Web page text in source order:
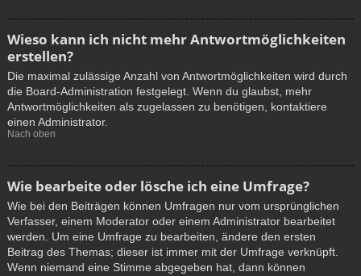
Wieso kann ich nicht mehr Antwortmöglichkeiten
erstellen?
Die maximal zulässige Anzahl von Antwortmöglichkeiten wird durch
die Board-Administration festgelegt. Wenn du glaubst, mehr
Antwortmöglichkeiten als zugelassen zu benötigen, kontaktiere
einen Administrator.
Nach oben
Wie bearbeite oder lösche ich eine Umfrage?
Wie bei den Beiträgen können Umfragen nur vom ursprünglichen
Verfasser, einem Moderator oder einem Administrator bearbeitet
werden. Um eine Umfrage zu bearbeiten, ändere den ersten
Beitrag des Themas; dieser ist immer mit der Umfrage verknüpft.
Wenn niemand eine Stimme abgegeben hat, dann können